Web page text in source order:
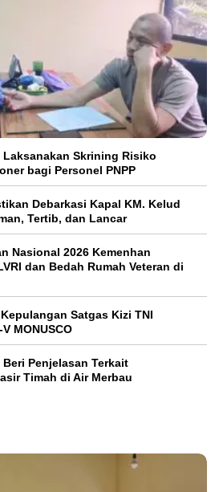
Skrining Risiko
bagi Personel PNPP
Debarkasi Kapal KM. Kelud
Tertib, dan Lancar
Nasional 2026 Kemenhan
dan Bedah Rumah Veteran di
Satgas Kizi TNI
MONUSCO
Penjelasan Terkait
Timah di Air Merbau